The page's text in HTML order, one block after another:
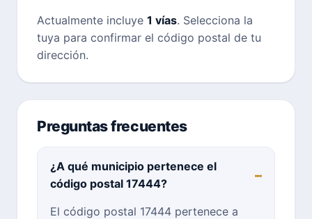
Actualmente incluye 1 vías. Selecciona la
tuya para confirmar el código postal de tu
dirección.
Preguntas frecuentes
¿A qué municipio pertenece el
código postal 17444?
El código postal 17444 pertenece a